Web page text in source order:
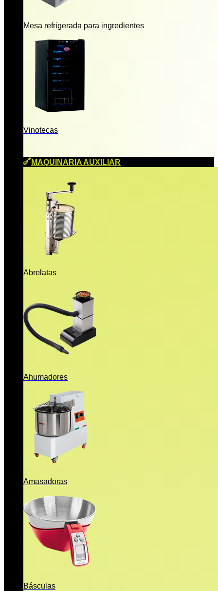
Mesa refrigerada para ingredientes
Vinotecas
MAQUINARIA AUXILIAR
Abrelatas
Ahumadores
Amasadoras
Básculas